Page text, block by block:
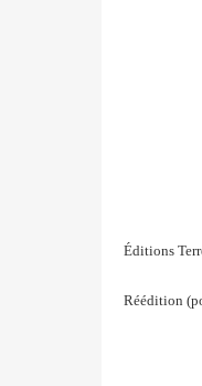
Éditions
Réédition